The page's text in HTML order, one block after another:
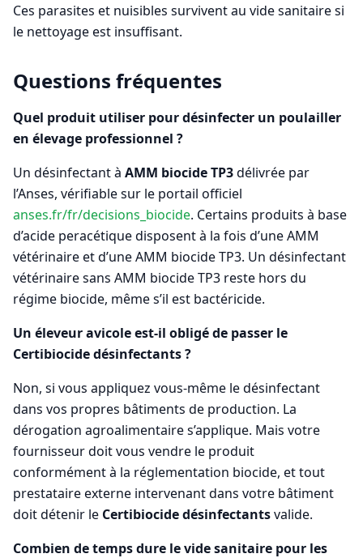
Ces parasites et nuisibles survivent au vide sanitaire si
le nettoyage est insuffisant.
Questions fréquentes
Quel produit utiliser pour désinfecter un poulailler
en élevage professionnel ?
Un désinfectant à AMM biocide TP3délivrée par
l’Anses, vérifiable sur le portail officiel
anses.fr/fr/decisions_biocide. Certains produits à base
d’acide peracétique disposent à la fois d’une AMM
vétérinaire et d’une AMM biocide TP3. Un désinfectant
vétérinaire sans AMM biocide TP3 reste hors du
régime biocide, même s’il est bactéricide.
Un éleveur avicole est-il obligé de passer le
Certibiocide désinfectants ?
Non, si vous appliquez vous-même le désinfectant
dans vos propres bâtiments de production. La
dérogation agroalimentaire s’applique. Mais votre
fournisseur doit vous vendre le produit
conformément à la réglementation biocide, et tout
prestataire externe intervenant dans votre bâtiment
doit détenir le Certibiocide désinfectantsvalide.
Combien de temps dure le vide sanitaire pour les